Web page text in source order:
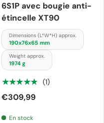
6S1P avec bougie anti-
étincelle XT90
Dimensions (L*W*H) approx.
190x76x65 mm
Weight approx.
1974 g
★★★★★ (1)
€309,99
En stock